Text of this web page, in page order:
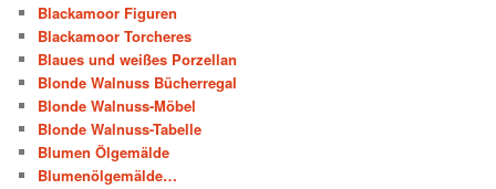
Blackamoor Figuren
Blackamoor Torcheres
Blaues und weißes Porzellan
Blonde Walnuss Bücherregal
Blonde Walnuss-Möbel
Blonde Walnuss-Tabelle
Blumen Ölgemälde
Blumenölgemälde…